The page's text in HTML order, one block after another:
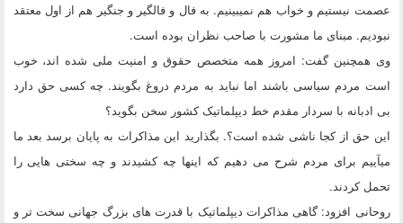
عصمت نیستیم و خواب هم نمیبینیم‬. به فال و فالگیر و جنگیر هم از اول معتقد
نبودیم. مبنای ما مشورت با صاحب نظران بوده است.
وی همچنین گفت: ‫امروز همه متخصص حقوق و امنیت ملی شده اند، خوب
است مردم سیاسی باشند اما نباید به مردم دروغ بگویند. چه کسی حق دارد
بی ادبانه با سردار مقدم خط دیپلماتیک کشور سخن بگوید؟‬
این حق از کجا ناشی شده‬ است؟. بگذارید این مذاکرات به پایان برسد بعد ما
میآییم برای مردم شرح می دهیم که اینها چه کشیدند و چه سختی هایی را
تحمل کردند‬.
روحانی افزود: گاهی مذاکرات دیپلماتیک با قدرت های بزرگ جهانی سخت تر و